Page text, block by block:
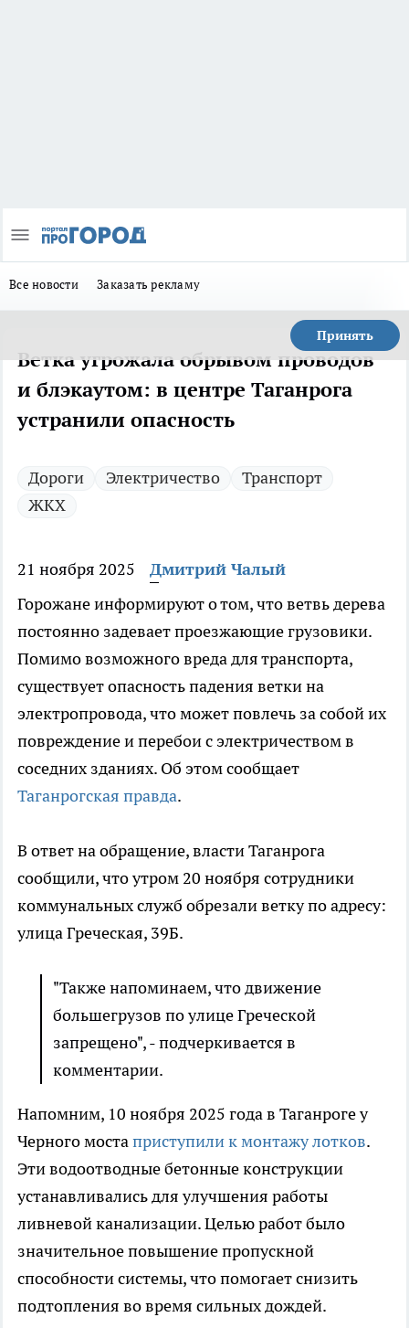
Все новости Заказать рекламу
Принять
Ветка угрожала обрывом проводов
и блэкаутом: в центре Таганрога
устранили опасность
Дороги Электричество
Транспорт
ЖКХ
21 ноября 2025
Дмитрий Чалый
Горожане информируют о том, что ветвь дерева
постоянно задевает проезжающие грузовики.
Помимо возможного вреда для транспорта,
существует опасность падения ветки на
электропровода, что может повлечь за собой их
повреждение и перебои с электричеством в
соседних зданиях. Об этом сообщает
Таганрогская правда.
В ответ на обращение, власти Таганрога
сообщили, что утром 20 ноября сотрудники
коммунальных служб обрезали ветку по адресу:
улица Греческая, 39Б.
"Также напоминаем, что движение
большегрузов по улице Греческой
запрещено", - подчеркивается в
комментарии.
Напомним, 10 ноября 2025 года в Таганроге у
Черного мостаприступили к монтажу лотков.
Эти водоотводные бетонные конструкции
устанавливались для улучшения работы
ливневой канализации. Целью работ было
значительное повышение пропускной
способности системы, что помогает снизить
подтопления во время сильных дождей.